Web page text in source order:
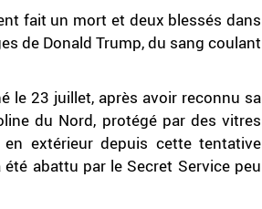
fait un mort et deux blessés dans
de Donald Trump, du sang coulant
le 23 juillet, après avoir reconnu sa
du Nord, protégé par des vitres
extérieur depuis cette tentative
été abattu par le Secret Service peu